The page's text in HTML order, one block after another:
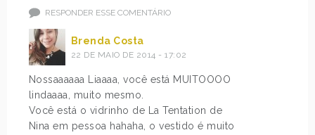
RESPONDER ESSE COMENTÁRIO
Brenda Costa
22 DE MAIO DE 2014 - 17:02
Nossaaaaaa Liaaaa, você está MUITOOOO
lindaaaa, muito mesmo.
Você está o vidrinho de La Tentation de
Nina em pessoa hahaha, o vestido é muito